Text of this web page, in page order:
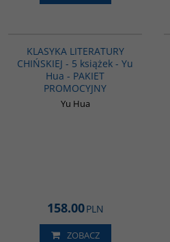
KLASYKA LITERATURY
CHIŃSKIEJ - 5 książek - Yu
Hua - PAKIET
PROMOCYJNY
Yu Hua
158.00PLN
ZOBACZ